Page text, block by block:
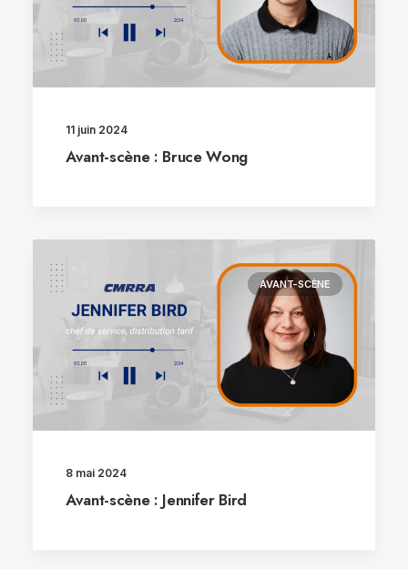
11 juin 2024
Avant-scène : Bruce Wong
AVANT-SCÈNE
8 mai 2024
Avant-scène : Jennifer Bird